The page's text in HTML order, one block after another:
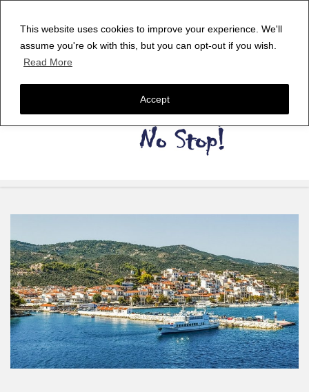
This website uses cookies to improve your experience. We'll
assume you're ok with this, but you can opt-out if you wish.
Read More
Accept